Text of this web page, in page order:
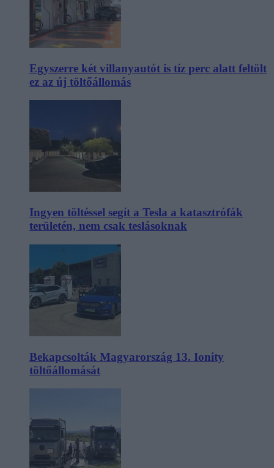
Egyszerre két villanyautót is tíz perc alatt feltölt
ez az új töltőállomás
Ingyen töltéssel segít a Tesla a katasztrófák
területén, nem csak teslásoknak
Bekapcsolták Magyarország 13. Ionity
töltőállomását